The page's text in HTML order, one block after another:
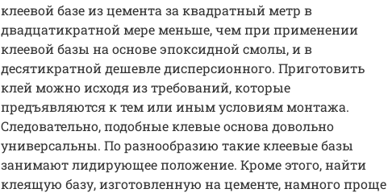
клеевой базе из цемента за квадратный метр в
двадцатикратной мере меньше, чем при применении
клеевой базы на основе эпоксидной смолы, и в
десятикратной дешевле дисперсионного. Приготовить
клей можно исходя из требований, которые
предъявляются к тем или иным условиям монтажа.
Следовательно, подобные клевые основа довольно
универсальны. По разнообразию такие клеевые базы
занимают лидирующее положение. Кроме этого, найти
клеящую базу, изготовленную на цементе, намного проще